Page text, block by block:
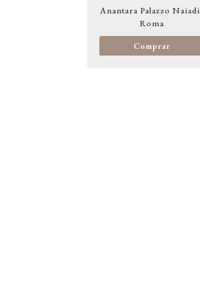
Anantara Palazzo Naiadi
Roma
Comprar